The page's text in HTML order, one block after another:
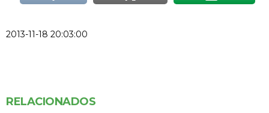
2013-11-18 20:03:00
RELACIONADOS